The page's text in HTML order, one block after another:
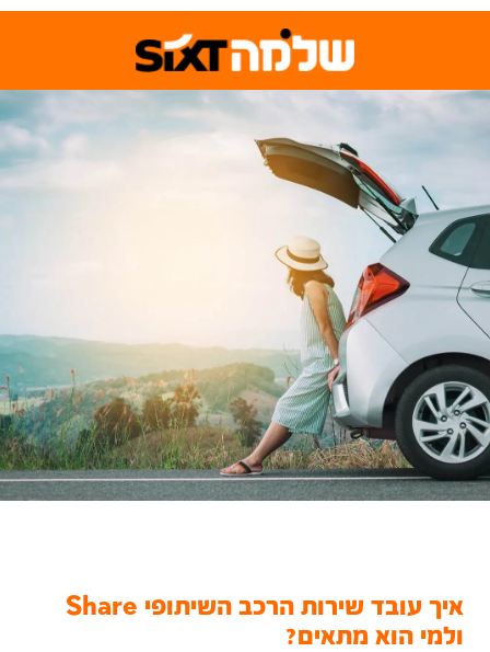
איך עובד שירות הרכב השיתופי Share
ולמי הוא מתאים?